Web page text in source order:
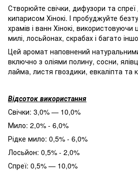
Створюйте свічки, дифузори та спреї
кипарисом Хінокі. І пробуджуйте
храмів і ванн Хінокі,
милі, лосьйонах, скрабах і багато
Цей аромат наповнений
включно з оліями полину, сосни,
лайма, листя гвоздики, евкаліпта та
Відсоток використання
Свічки: 3,0% — 10,0%
Мило: 2,0% - 6,0%
Рідке мило: 0,5% - 6,0%
Лосьйон: 0,5% - 2,0%
Спреї: 0,5% — 10,0%